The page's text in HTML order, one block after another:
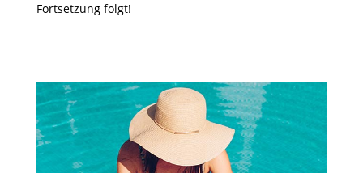
Fortsetzung folgt!